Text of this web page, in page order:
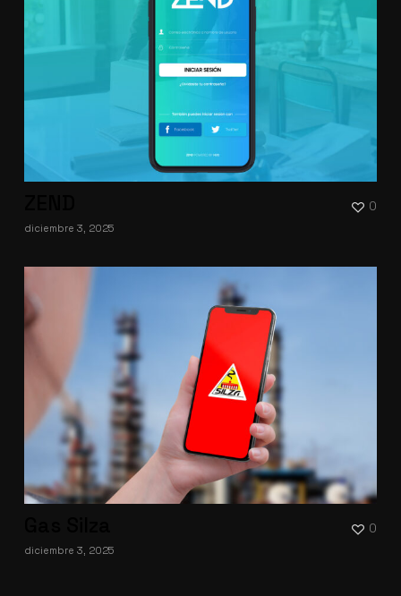
diciembre 3, 2025
0
diciembre 3, 2025
0